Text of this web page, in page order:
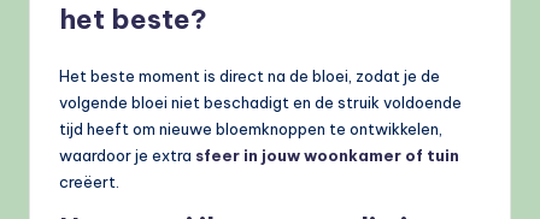
het beste?
Het beste moment is direct na de bloei, zodat je de
volgende bloei niet beschadigt en de struik voldoende
tijd heeft om nieuwe bloemknoppen te ontwikkelen,
waardoor je extra sfeer in jouw woonkamer of tuin
creëert.